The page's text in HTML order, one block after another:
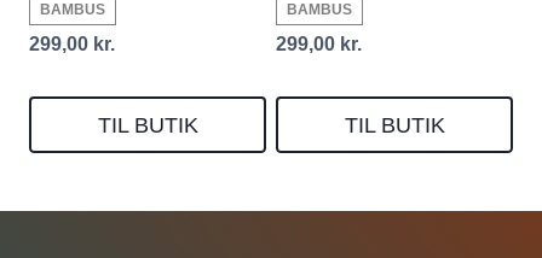
BAMBUS
299,00 kr.
TIL BUTIK
BAMBUS
299,00 kr.
TIL BUTIK